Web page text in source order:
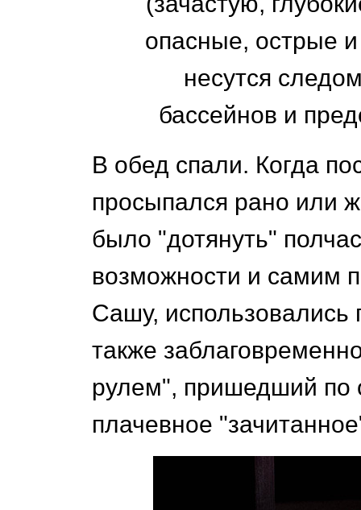
опасные, острые
несутся
бассейнов и
В обед спали. Когда
просыпался рано или
было "дотянуть"
возможности и самим
Сашу,
также
рулем", пришедший по
плачевное